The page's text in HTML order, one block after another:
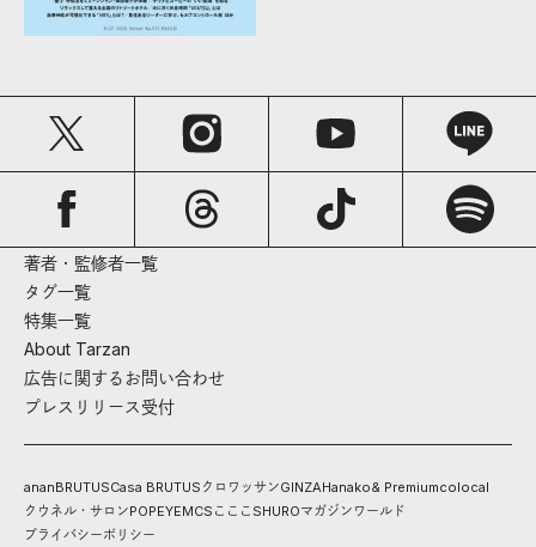
著者・監修者一覧
タグ一覧
特集一覧
About Tarzan
広告に関するお問い合わせ
プレスリリース受付
ananBRUTUSCasa BRUTUS クロワッサンGINZAHanako& Premiumcolocal
クウネル・サロンPOPEYEMCS こここ SHUROマガジンワールド
プライバシーポリシー